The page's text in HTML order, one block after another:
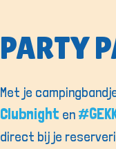
PARTY
Met je
Clubnight en
direct bij je